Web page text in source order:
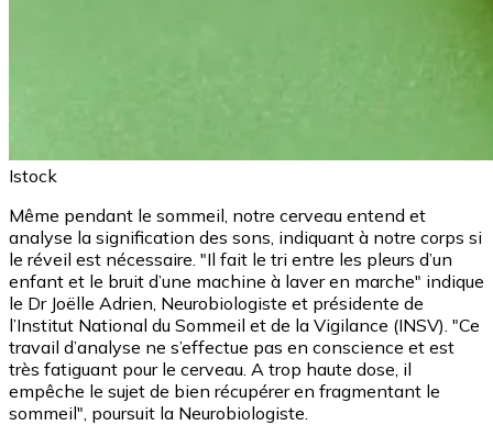
Istock
Même pendant le sommeil, notre cerveau entend et
analyse la signification des sons, indiquant à notre corps si
le réveil est nécessaire. "Il fait le tri entre les pleurs d’un
enfant et le bruit d’une machine à laver en marche" indique
le Dr Joëlle Adrien, Neurobiologiste et présidente de
l’Institut National du Sommeil et de la Vigilance (INSV). "Ce
travail d’analyse ne s’effectue pas en conscience et est
très fatiguant pour le cerveau. A trop haute dose, il
empêche le sujet de bien récupérer en fragmentant le
sommeil", poursuit la Neurobiologiste.